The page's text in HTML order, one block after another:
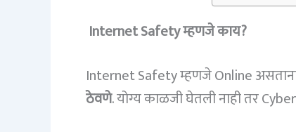
Internet Safety म्हणजे काय?
Internet Safety म्हणजे Online
ठेवणे. योग्य काळजी घेतली नाही तर